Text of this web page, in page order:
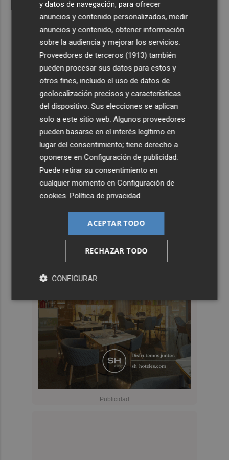
y datos de navegación, para ofrecer
anuncios y contenido personalizados, medir
anuncios y contenido, obtener información
sobre la audiencia y mejorar los servicios.
Proveedores de terceros (1913) también
pueden procesar sus datos para estos y
otros fines, incluido el uso de datos de
geolocalización precisos y características
del dispositivo. Sus elecciones se aplican
solo a este sitio web. Algunos proveedores
pueden basarse en el interés legítimo en
lugar del consentimiento; tiene derecho a
oponerse enConfiguración de publicidad
Puede retirar su consentimiento en
cualquier momento enConfiguración de
cookies .Política de privacidad
ACEPTAR TODO
RECHAZAR TODO
CONFIGURAR